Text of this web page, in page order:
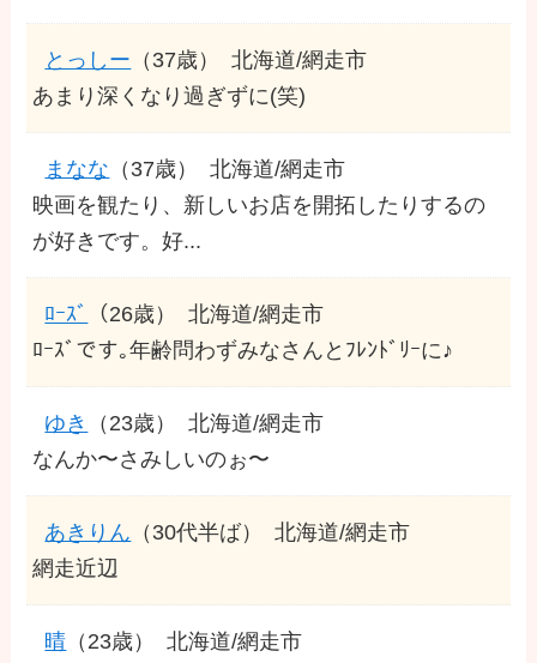
とっしー （37歳）
北海道/網走市
あまり深くなり過ぎずに(笑)
まなな （37歳）
北海道/網走市
映画を観たり、新しいお店を開拓したりするの
が好きです。好...
ﾛｰｽﾞ （26歳）
北海道/網走市
ﾛｰｽﾞです｡年齢問わずみなさんとﾌﾚﾝﾄﾞﾘｰに♪
ゆき （23歳）
北海道/網走市
なんか〜さみしいのぉ〜
あきりん （30代半ば）
北海道/網走市
網走近辺
晴 （23歳） 北海道/網走市